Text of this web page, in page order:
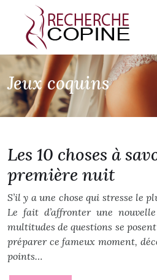
Jeux coquins
Les 10 choses à
première nuit
S’il y a une chose qui stresse le
Le fait d’affronter une
multitudes de questions se
préparer ce fameux moment,
points…